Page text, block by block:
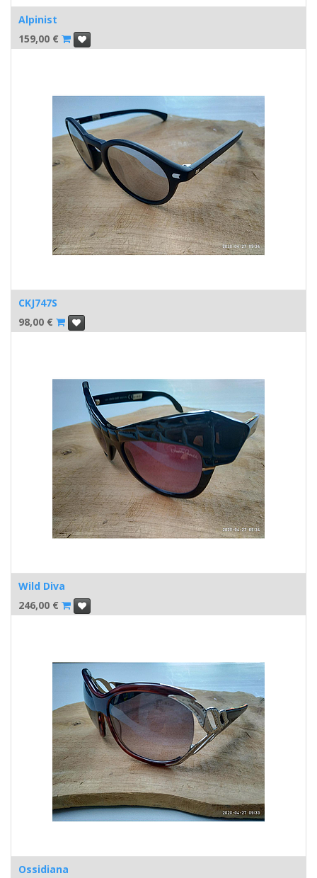
Alpinist
159,00 €
CKJ747S
98,00 €
Wild Diva
246,00 €
Ossidiana